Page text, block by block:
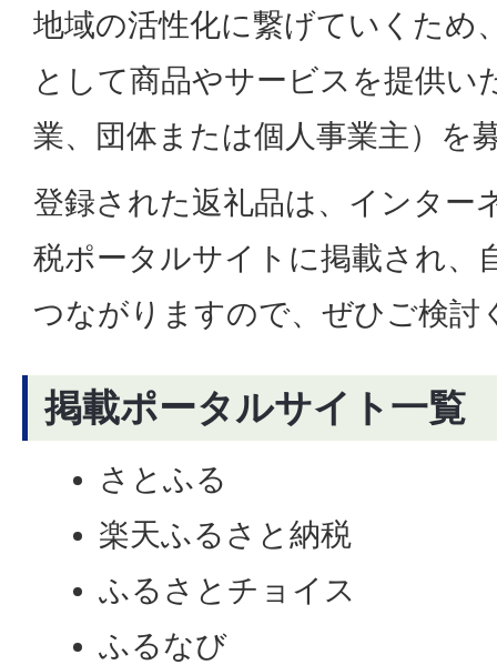
地域の活性化に繋げていくため
として商品やサービスを提供い
業、団体または個人事業主）を
登録された返礼品は、インター
税ポータルサイトに掲載され、
つながりますので、ぜひご検討
掲載ポータルサイト一覧
さとふる
楽天ふるさと納税
ふるさとチョイス
ふるなび